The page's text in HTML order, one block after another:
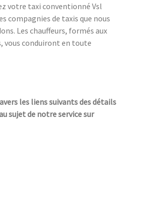
votre taxi conventionné Vsl
compagnies de taxis que nous
Les chauffeurs, formés aux
vous conduiront en toute
les liens suivants des détails
sujet de notre service sur